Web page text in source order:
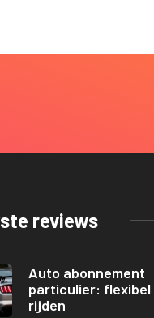
reviews
Auto abonnement
particulier: flexibel
rijden